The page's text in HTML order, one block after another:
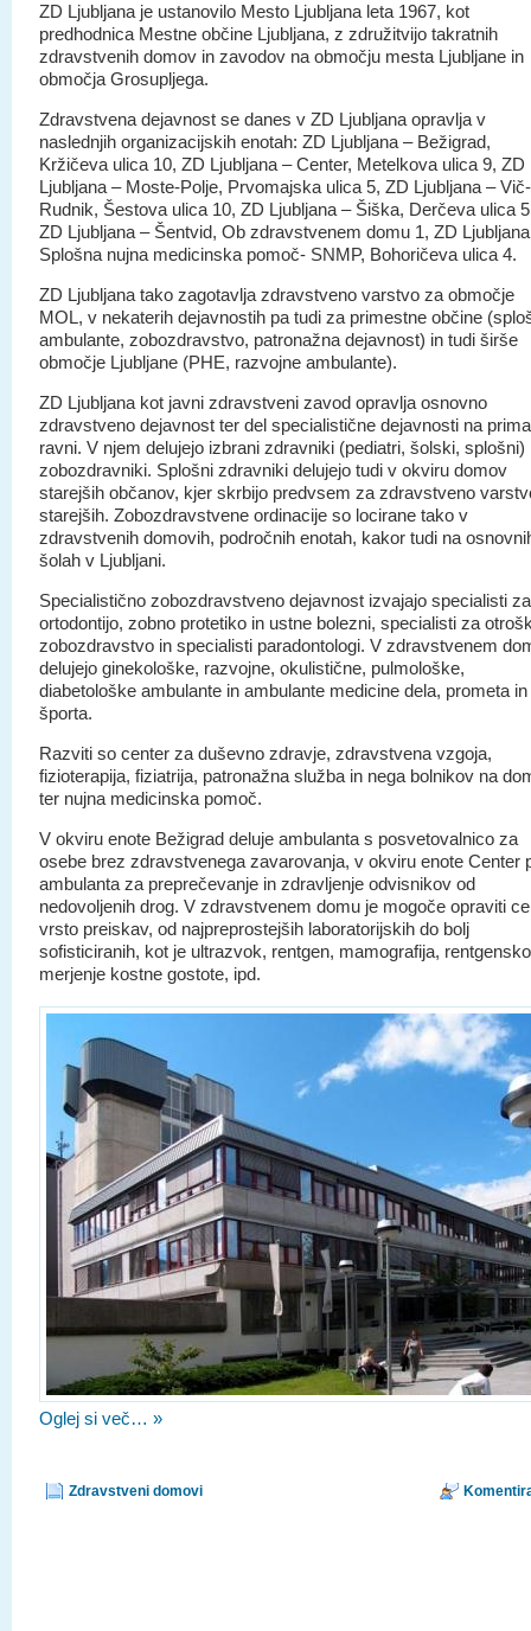
ZD Ljubljana je ustanovilo Mesto Ljubljana leta 1967, kot
predhodnica Mestne občine Ljubljana, z združitvijo takratnih
zdravstvenih domov in zavodov na območju mesta Ljubljane in
območja Grosupljega.
Zdravstvena dejavnost se danes v ZD Ljubljana opravlja v
naslednjih organizacijskih enotah: ZD Ljubljana – Bežigrad,
Kržičeva ulica 10, ZD Ljubljana – Center, Metelkova ulica 9, ZD
Ljubljana – Moste-Polje, Prvomajska ulica 5, ZD Ljubljana – Vič-
Rudnik, Šestova ulica 10, ZD Ljubljana – Šiška, Derčeva ulica
ZD Ljubljana – Šentvid, Ob zdravstvenem domu 1, ZD
Splošna nujna medicinska pomoč- SNMP, Bohoričeva ulica 4.
ZD Ljubljana tako zagotavlja zdravstveno varstvo za območje
MOL, v nekaterih dejavnostih pa tudi za primestne občine
ambulante, zobozdravstvo, patronažna dejavnost) in tudi širše
območje Ljubljane (PHE, razvojne ambulante).
ZD Ljubljana kot javni zdravstveni zavod opravlja osnovno
zdravstveno dejavnost ter del specialistične dejavnosti na
ravni. V njem delujejo izbrani zdravniki (pediatri, šolski, splošni)
zobozdravniki. Splošni zdravniki delujejo tudi v okviru domov
starejših občanov, kjer skrbijo predvsem za zdravstveno
starejših. Zobozdravstvene ordinacije so locirane tako v
zdravstvenih domovih, področnih enotah, kakor tudi na
šolah v Ljubljani.
Specialistično zobozdravstveno dejavnost izvajajo specialisti za
ortodontijo, zobno protetiko in ustne bolezni, specialisti za
zobozdravstvo in specialisti paradontologi. V zdravstvenem
delujejo ginekološke, razvojne, okulistične, pulmološke,
diabetološke ambulante in ambulante medicine dela, prometa in
športa.
Razviti so center za duševno zdravje, zdravstvena vzgoja,
fizioterapija, fiziatrija, patronažna služba in nega bolnikov na
ter nujna medicinska pomoč.
V okviru enote Bežigrad deluje ambulanta s posvetovalnico za
osebe brez zdravstvenega zavarovanja, v okviru enote Center
ambulanta za preprečevanje in zdravljenje odvisnikov od
nedovoljenih drog. V zdravstvenem domu je mogoče opraviti
vrsto preiskav, od najpreprostejših laboratorijskih do bolj
sofisticiranih, kot je ultrazvok, rentgen, mamografija, rentgensko
merjenje kostne gostote, ipd.
Oglej si več… »
Zdravstveni domovi